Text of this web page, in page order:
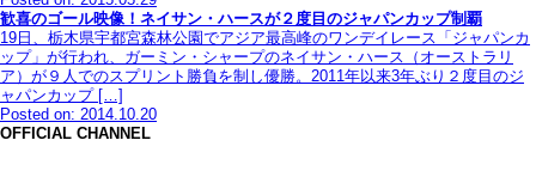
歓喜のゴール映像！ネイサン・ハースが２度目のジャパンカップ制覇
19日、栃木県宇都宮森林公園でアジア最高峰のワンデイレース「ジャパンカ
ップ」が行われ、ガーミン・シャープのネイサン・ハース（オーストラリ
ア）が９人でのスプリント勝負を制し優勝。2011年以来3年ぶり２度目のジ
ャパンカップ […]
Posted on: 2014.10.20
OFFICIAL CHANNEL